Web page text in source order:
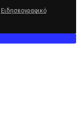
Ειδησεογραφικό